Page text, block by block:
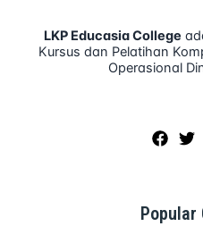
LKP Educasia College
Kursus dan Pelatihan
Operasional
Popular